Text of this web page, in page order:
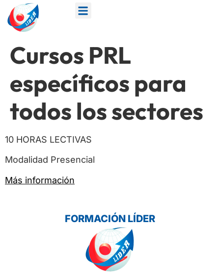
Cursos PRL
específicos para
todos los sectores
10 HORAS LECTIVAS
Modalidad Presencial
Más información
FORMACIÓN LÍDER